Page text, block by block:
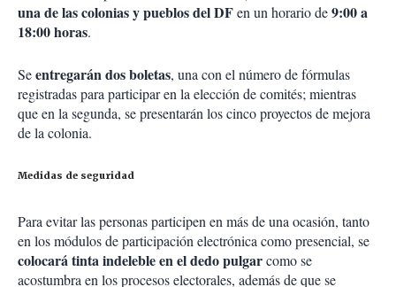
una de las colonias y pueblos del DFen un horario de9:00 a
18:00 horas.
Seentregarán dos boletas, una con el número de fórmulas
registradas para participar en la elección de comités; mientras
que en la segunda, se presentarán los cinco proyectos de mejora
de la colonia.
Medidas de seguridad
Para evitar las personas participen en más de una ocasión, tanto
en los módulos de participación electrónica como presencial, se
colocará tinta indeleble en el dedo pulgarcomo se
acostumbra en los procesos electorales, además de que se